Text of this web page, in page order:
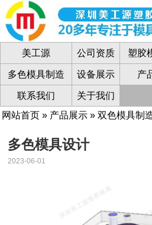
美工源 公司资质 塑胶
多色模具制造 设备展示 产
联系我们
关于我们
网站首页 » 产品展示 » 双色模具制
多色模具设计
2023-06-01